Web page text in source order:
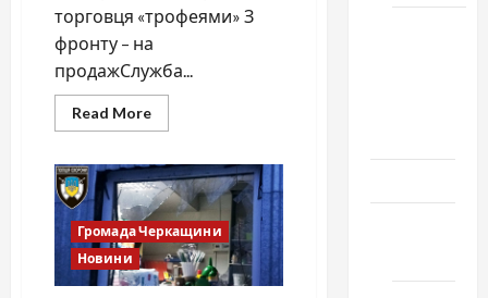
торговця «трофеями» З
фронту – на
продажСлужба...
Read MoreRead
more
автомати
і
російська
пропаганда:
кого
СБУ
схопила
в
Громада Черкащини
Новини